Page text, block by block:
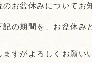
お盆休みについてお
記の期間を、お盆休み
すがよろしくお願い